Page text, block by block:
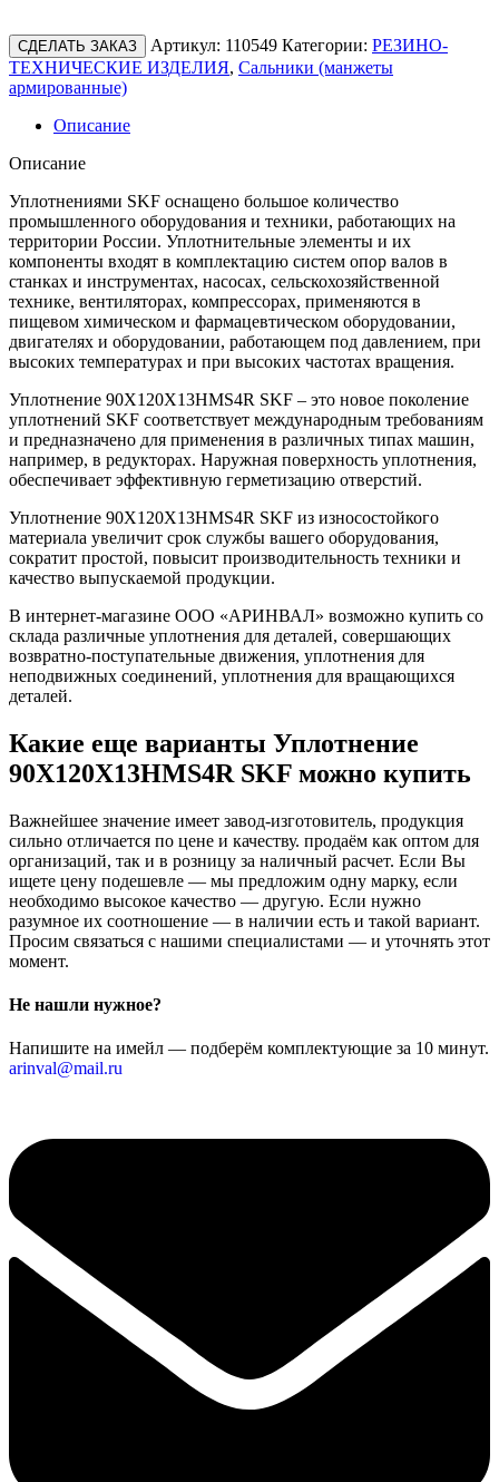
СДЕЛАТЬ ЗАКАЗ Артикул: 110549 Категории: РЕЗИНО-
ТЕХНИЧЕСКИЕ ИЗДЕЛИЯ, Сальники (манжеты
армированные)
Описание
Описание
Уплотнениями SKF оснащено большое количество
промышленного оборудования и техники, работающих на
территории России. Уплотнительные элементы и их
компоненты входят в комплектацию систем опор валов в
станках и инструментах, насосах, сельскохозяйственной
технике, вентиляторах, компрессорах, применяются в
пищевом химическом и фармацевтическом оборудовании,
двигателях и оборудовании, работающем под давлением, при
высоких температурах и при высоких частотах вращения.
Уплотнение 90X120X13HMS4R SKF – это новое поколение
уплотнений SKF соответствует международным требованиям
и предназначено для применения в различных типах машин,
например, в редукторах. Наружная поверхность уплотнения,
обеспечивает эффективную герметизацию отверстий.
Уплотнение 90X120X13HMS4R SKF из износостойкого
материала увеличит срок службы вашего оборудования,
сократит простой, повысит производительность техники и
качество выпускаемой продукции.
В интернет-магазине ООО «АРИНВАЛ» возможно купить со
склада различные уплотнения для деталей, совершающих
возвратно-поступательные движения, уплотнения для
неподвижных соединений, уплотнения для вращающихся
деталей.
Какие еще варианты Уплотнение
90X120X13HMS4R SKF можно купить
Важнейшее значение имеет завод-изготовитель, продукция
сильно отличается по цене и качеству. продаём как оптом для
организаций, так и в розницу за наличный расчет. Если Вы
ищете цену подешевле — мы предложим одну марку, если
необходимо высокое качество — другую. Если нужно
разумное их соотношение — в наличии есть и такой вариант.
Просим связаться с нашими специалистами — и уточнять этот
момент.
Не нашли нужное?
Напишите на имейл — подберём комплектующие за 10 минут.
arinval@mail.ru